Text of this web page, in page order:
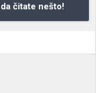
čitate nešto!